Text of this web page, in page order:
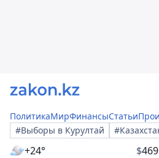
ПолитикаМирФинансыСтатьи
#Выборы в Курултай
+24° $